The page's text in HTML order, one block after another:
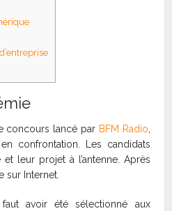
concours lancé par BFM Radio
confrontation. Les candidats
leur projet à l’antenne. Après
sur Internet.
avoir été sélectionné aux